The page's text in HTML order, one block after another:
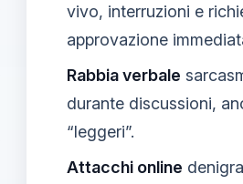
vivo, interruzioni e
approvazione
Rabbia verbale
durante discussioni,
“leggeri”.
Attacchi online